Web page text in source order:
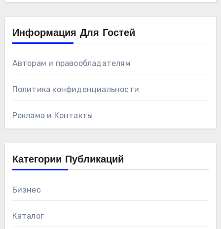
Информация Для Гостей
Авторам и правообладателям
Политика конфиденциальности
Реклама и Контакты
Категории Публикаций
Бизнес
Каталог